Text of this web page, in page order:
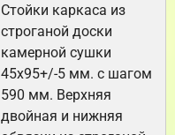
Стойки каркаса из
строганой доски
камерной сушки
45х95+/-5 мм. с шагом
590 мм. Верхняя
двойная и нижняя